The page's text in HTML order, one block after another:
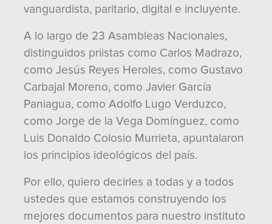
vanguardista, paritario, digital e incluyente.
A lo largo de 23 Asambleas Nacionales,
distinguidos priistas como Carlos Madrazo,
como Jesús Reyes Heroles, como Gustavo
Carbajal Moreno, como Javier García
Paniagua, como Adolfo Lugo Verduzco,
como Jorge de la Vega Domínguez, como
Luis Donaldo Colosio Murrieta, apuntalaron
los principios ideológicos del país.
Por ello, quiero decirles a todas y a todos
ustedes que estamos construyendo los
mejores documentos para nuestro instituto